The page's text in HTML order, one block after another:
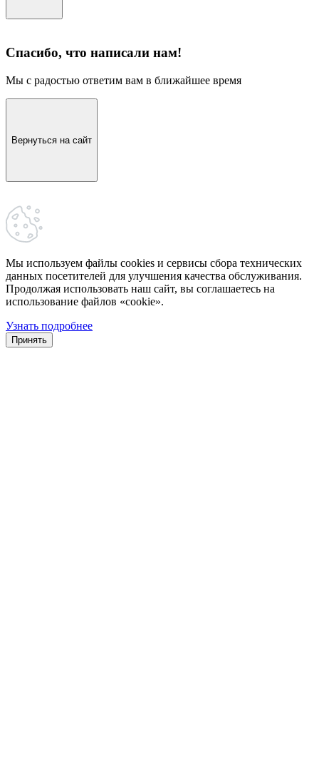
Спасибо, что написали нам!
Мы с радостью ответим вам в ближайшее время
Вернуться на сайт
Мы используем файлы cookies и сервисы сбора технических
данных посетителей для улучшения качества обслуживания.
Продолжая использовать наш сайт, вы соглашаетесь на
использование файлов «cookie».
Узнать подробнее
Принять